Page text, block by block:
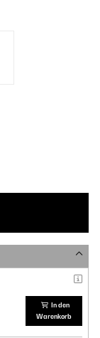
In den
Warenkorb